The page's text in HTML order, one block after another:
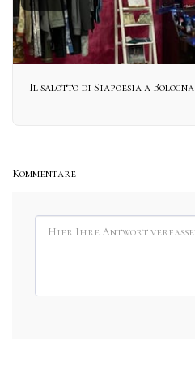
Il salotto di Siapoesia a Bologna
Kommentare